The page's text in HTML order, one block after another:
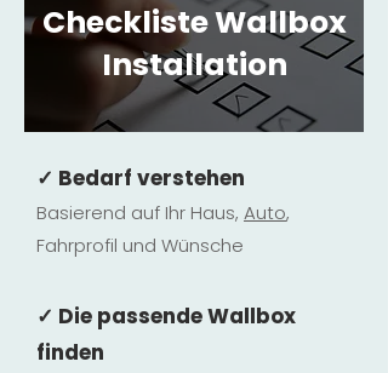
Checkliste Wallbox
Installation
✓ Bedarf verstehen
Basierend auf Ihr Haus, Auto,
Fahrprofil und Wünsche
✓ Die passende Wallbox
finden